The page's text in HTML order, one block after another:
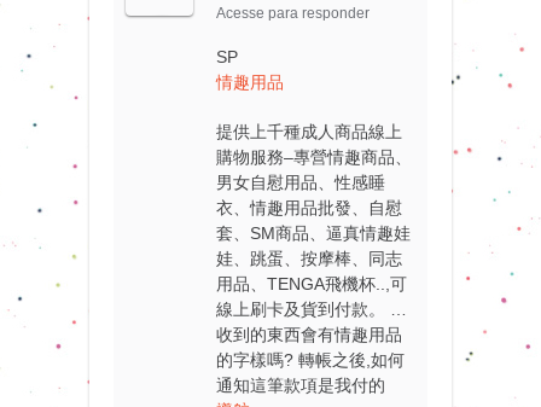
Acesse para responder
SP
情趣用品
提供上千種成人商品線上
購物服務–專營情趣商品、
男女自慰用品、性感睡
衣、情趣用品批發、自慰
套、SM商品、逼真情趣娃
娃、跳蛋、按摩棒、同志
用品、TENGA飛機杯..,可
線上刷卡及貨到付款。 …
收到的東西會有情趣用品
的字樣嗎? 轉帳之後,如何
通知這筆款項是我付的